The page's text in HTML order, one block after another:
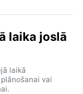
laika joslā
laikā
vai